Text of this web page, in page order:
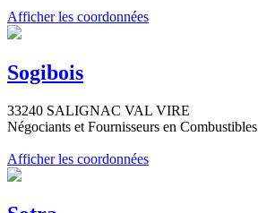
Afficher les coordonnées
Sogibois
33240 SALIGNAC VAL VIRE
Négociants et Fournisseurs en Combustibles
Afficher les coordonnées